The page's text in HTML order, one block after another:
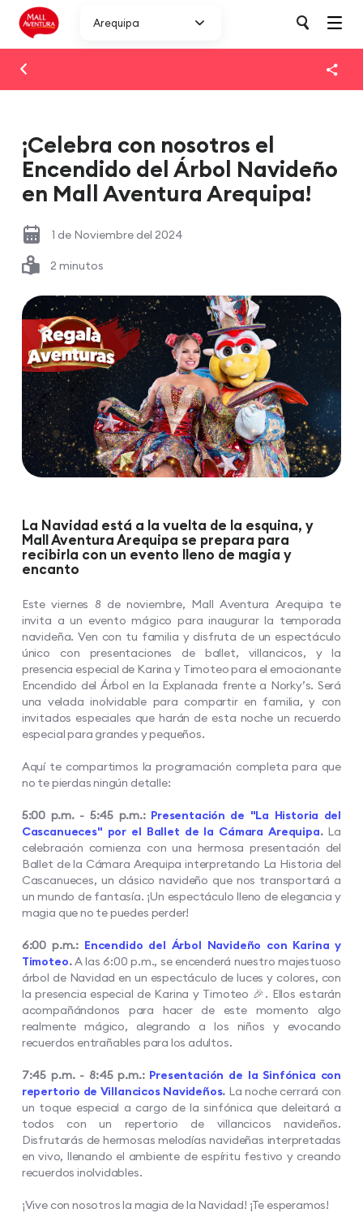
Arequipa
¡Celebra con nosotros el
Encendido del Árbol Navideño
en Mall Aventura Arequipa!
1 de Noviembre del 2024
2 minutos
La Navidad está a la vuelta de la esquina, y
Mall Aventura Arequipa se prepara para
recibirla con un evento lleno de magia y
encanto
Este viernes 8 de noviembre, Mall Aventura Arequipa te
invita a un evento mágico para inaugurar la temporada
navideña. Ven con tu familia y disfruta de un espectáculo
único con presentaciones de ballet, villancicos, y la
presencia especial de Karina y Timoteo para el emocionante
Encendido del Árbol en la Explanada frente a Norky’s. Será
una velada inolvidable para compartir en familia, y con
invitados especiales que harán de esta noche un recuerdo
especial para grandes y pequeños.
Aquí te compartimos la programación completa para que
no te pierdas ningún detalle:
5:00 p.m. - 5:45 p.m.: Presentación de "La Historia del
Cascanueces" por el Ballet de la Cámara Arequipa. La
celebración comienza con una hermosa presentación del
Ballet de la Cámara Arequipa interpretando La Historia del
Cascanueces, un clásico navideño que nos transportará a
un mundo de fantasía. ¡Un espectáculo lleno de elegancia y
magia que no te puedes perder!
6:00 p.m.: Encendido del Árbol Navideño con Karina y
Timoteo.A las 6:00 p.m., se encenderá nuestro majestuoso
árbol de Navidad en un espectáculo de luces y colores, con
la presencia especial de Karina y Timoteo 🎉. Ellos estarán
acompañándonos para hacer de este momento algo
realmente mágico, alegrando a los niños y evocando
recuerdos entrañables para los adultos.
7:45 p.m. - 8:45 p.m.: Presentación de la Sinfónica con
repertorio de Villancicos Navideños. La noche cerrará con
un toque especial a cargo de la sinfónica que deleitará a
todos con un repertorio de villancicos navideños.
Disfrutarás de hermosas melodías navideñas interpretadas
en vivo, llenando el ambiente de espíritu festivo y creando
recuerdos inolvidables.
¡Vive con nosotros la magia de la Navidad! ¡Te esperamos!